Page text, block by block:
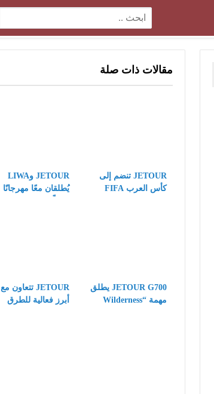
مقالات ذات صلة
JETOUR تنضم إلى
كأس العرب FIFA
JETOUR وLIWA
يُطلقان معًا مهرجانًا
JETOUR G700 يطلق
مهمة “Wilderness
JETOUR تتعاون مع
أبرز فعالية للطرق